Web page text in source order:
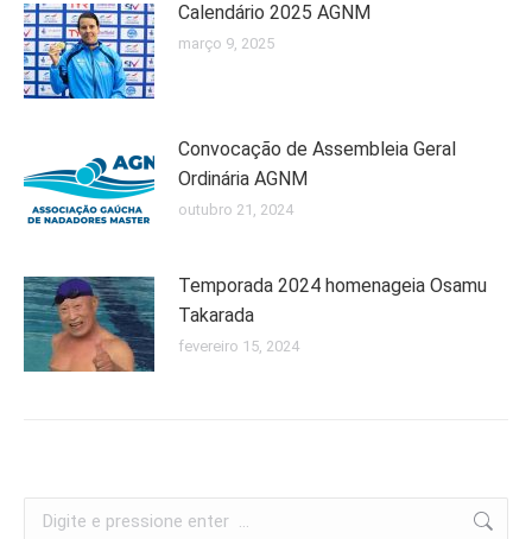
Calendário 2025 AGNM
março 9, 2025
Convocação de Assembleia Geral
Ordinária AGNM
outubro 21, 2024
Temporada 2024 homenageia Osamu
Takarada
fevereiro 15, 2024
Search: